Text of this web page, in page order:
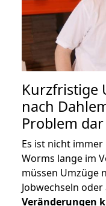
Kurzfristige
nach
Problem dar
Es ist nicht
Worms lange im
müssen Umzüge
Jobwechseln
Veränderungen